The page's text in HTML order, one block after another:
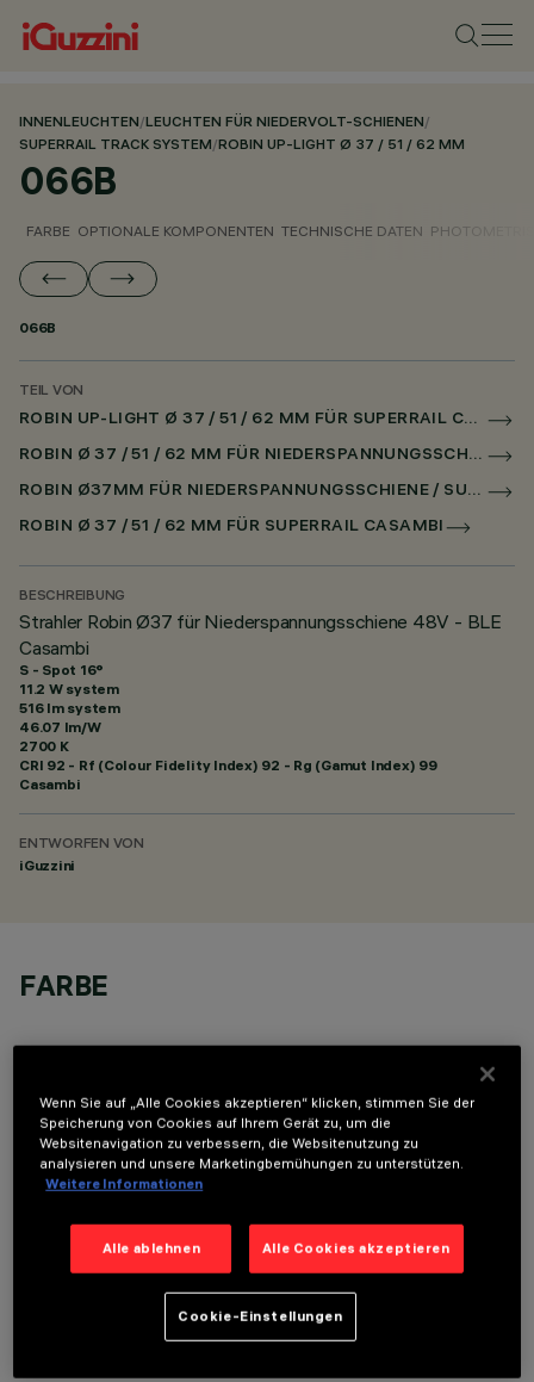
INNENLEUCHTEN/LEUCHTEN FÜR NIEDERVOLT-SCHIENEN/
SUPERRAIL TRACK SYSTEM/ROBIN UP-LIGHT Ø 37 / 51 / 62 MM
066B
FARBE OPTIONALE KOMPONENTEN TECHNISCHE DATEN
066B
TEIL VON
ROBIN UP-LIGHT Ø 37 / 51 / 62 MM FÜR SUPERRAIL CASAMBI
ROBIN Ø 37 / 51 / 62 MM FÜR NIEDERSPANNUNGSSCHIENE CASAMBI
ROBIN Ø37MM FÜR NIEDERSPANNUNGSSCHIENE / SUPERRAIL
ROBIN Ø 37 / 51 / 62 MM FÜR SUPERRAIL CASAMBI
BESCHREIBUNG
Strahler Robin Ø37 für Niederspannungsschiene 48V - BLE
Casambi
S - Spot 16°
11.2 W system
516 lm system
46.07 lm/W
2700 K
CRI 92 - Rf (Colour Fidelity Index) 92 - Rg (Gamut Index) 99
Casambi
ENTWORFEN VON
iGuzzini
FARBE
OPTIONALE KOMPONENTEN
TECHNISCHE DATEN
Wenn Sie auf „Alle Cookies akzeptieren“ klicken, stimmen Sie der
Speicherung von Cookies auf Ihrem Gerät zu, um die
Websitenavigation zu verbessern, die Websitenutzung zu
analysieren und unsere Marketingbemühungen zu unterstützen.
Weitere Informationen
Alle ablehnen Alle Cookies akzeptieren
Cookie-Einstellungen